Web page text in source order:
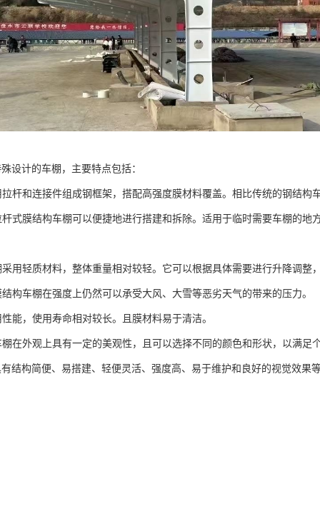
设计的车棚，主要特点包括：
杆和连接件组成钢框架，搭配高强度膜材料覆盖。相比传统的钢结构
式膜结构车棚可以便捷地进行搭建和拆除。适用于临时需要车棚的地
用轻质材料，整体重量相对较轻。它可以根据具体需要进行升降调整
构车棚在强度上仍然可以承受大风、大雪等恶劣天气的带来的压力。
能，使用寿命相对较长。且膜材料易于清洁。
在外观上具有一定的美观性，且可以选择不同的颜色和形状，以满足
结构简便、易搭建、轻便灵活、强度高、易于维护和良好的视觉效果